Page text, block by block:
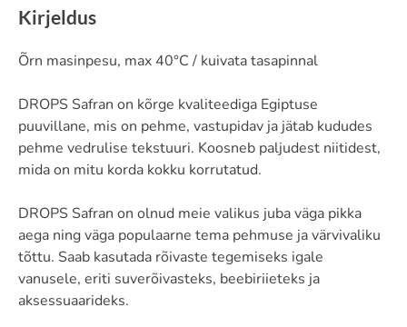
Kirjeldus
Õrn masinpesu, max 40°C / kuivata tasapinnal
DROPS Safran on kõrge kvaliteediga Egiptuse
puuvillane, mis on pehme, vastupidav ja jätab kududes
pehme vedrulise tekstuuri. Koosneb paljudest niitidest,
mida on mitu korda kokku korrutatud.
DROPS Safran on olnud meie valikus juba väga pikka
aega ning väga populaarne tema pehmuse ja värvivaliku
tõttu. Saab kasutada rõivaste tegemiseks igale
vanusele, eriti suverõivasteks, beebiriieteks ja
aksessuaarideks.